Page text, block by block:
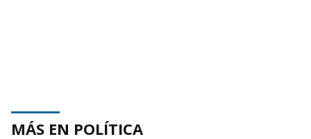
MÁS EN POLÍTICA